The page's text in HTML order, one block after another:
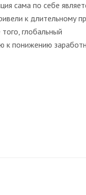
сама по себе
к длительному
глобальный
к понижению